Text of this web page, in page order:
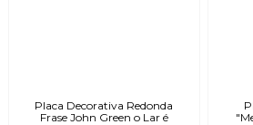
Placa Decorativa Redonda
Frase John Green o Lar é